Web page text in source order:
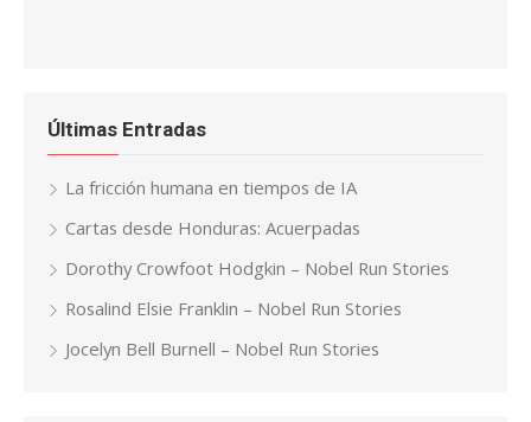
Últimas Entradas
La fricción humana en tiempos de IA
Cartas desde Honduras: Acuerpadas
Dorothy Crowfoot Hodgkin – Nobel Run Stories
Rosalind Elsie Franklin – Nobel Run Stories
Jocelyn Bell Burnell – Nobel Run Stories